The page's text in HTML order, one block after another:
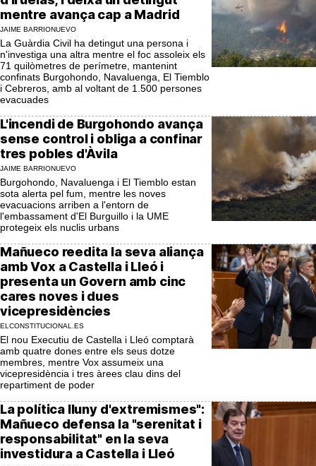
mentre avança cap a Madrid
JAIME BARRIONUEVO
La Guàrdia Civil ha detingut una persona i
n'investiga una altra mentre el foc assoleix els
71 quilòmetres de perímetre, mantenint
confinats Burgohondo, Navaluenga, El Tiemblo
i Cebreros, amb al voltant de 1.500 persones
evacuades
L'incendi de Burgohondo avança
sense control i obliga a confinar
tres pobles d'Àvila
JAIME BARRIONUEVO
Burgohondo, Navaluenga i El Tiemblo estan
sota alerta pel fum, mentre les noves
evacuacions arriben a l'entorn de
l'embassament d'El Burguillo i la UME
protegeix els nuclis urbans
Mañueco reedita la seva aliança
amb Vox a Castella i Lleó i
presenta un Govern amb cinc
cares noves i dues
vicepresidències
ELCONSTITUCIONAL.ES
El nou Executiu de Castella i Lleó comptarà
amb quatre dones entre els seus dotze
membres, mentre Vox assumeix una
vicepresidència i tres àrees clau dins del
repartiment de poder
La política lluny d'extremismes":
Mañueco defensa la "serenitat i
responsabilitat" en la seva
investidura a Castella i Lleó